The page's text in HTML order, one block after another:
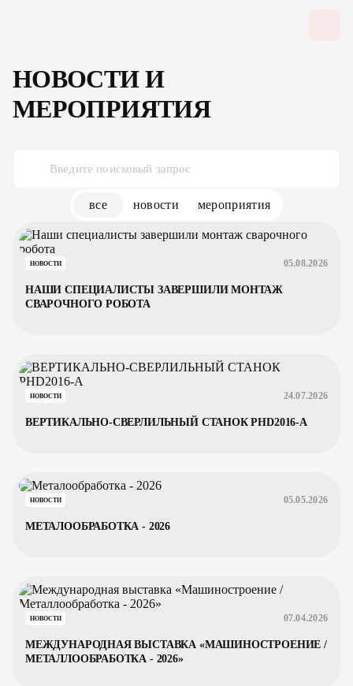
НОВОСТИ И
МЕРОПРИЯТИЯ
все новости мероприятия
НОВОСТИ 05.08.2026
НАШИ СПЕЦИАЛИСТЫ ЗАВЕРШИЛИ МОНТАЖ
СВАРОЧНОГО РОБОТА
НОВОСТИ 24.07.2026
ВЕРТИКАЛЬНО-СВЕРЛИЛЬНЫЙ СТАНОК PHD2016-A
НОВОСТИ 05.05.2026
МЕТАЛООБРАБОТКА - 2026
НОВОСТИ 07.04.2026
МЕЖДУНАРОДНАЯ ВЫСТАВКА «МАШИНОСТРОЕНИЕ /
МЕТАЛЛООБРАБОТКА - 2026»